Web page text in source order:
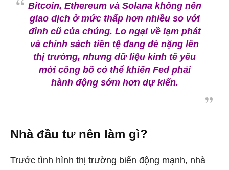
Bitcoin, Ethereum và Solana không nên
giao dịch ở mức thấp hơn nhiều so với
đỉnh cũ của chúng. Lo ngại về lạm phát
và chính sách tiền tệ đang đè nặng lên
thị trường, nhưng dữ liệu kinh tế yếu
mới công bố có thể khiến Fed phải
hành động sớm hơn dự kiến.
Nhà đầu tư nên làm gì?
Trước tình hình thị trường biến động mạnh, nhà